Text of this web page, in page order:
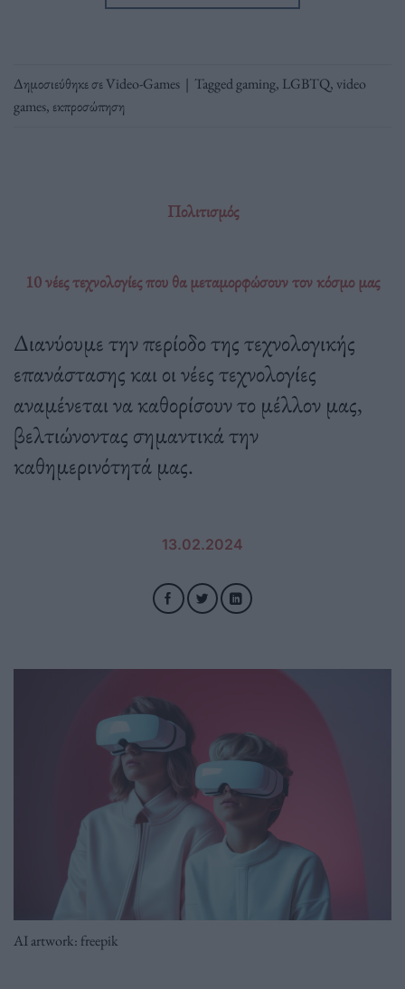
Δημοσιεύθηκε σεVideo-Games | Taggedgaming, LGBTQ,video
games, εκπροσώπηση
Πολιτισμός
10 νέες τεχνολογίες που θα μεταμορφώσουν τον κόσμο μας
Διανύουμε την περίοδο της τεχνολογικής
επανάστασης και οι νέες τεχνολογίες
αναμένεται να καθορίσουν το μέλλον μας,
βελτιώνοντας σημαντικά την
καθημερινότητά μας.
13.02.2024
AI artwork: freepik